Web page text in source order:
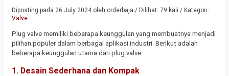
Diposting pada 26 July 2024 oleh orderbaja / Dilihat: 79 kali / Kategori:
Valve
Plug valve memiliki beberapa keunggulan yang membuatnya menjadi
pilihan populer dalam berbagai aplikasi industri. Berikut adalah
beberapa keunggulan utama dari plug valve:
1. Desain Sederhana dan Kompak